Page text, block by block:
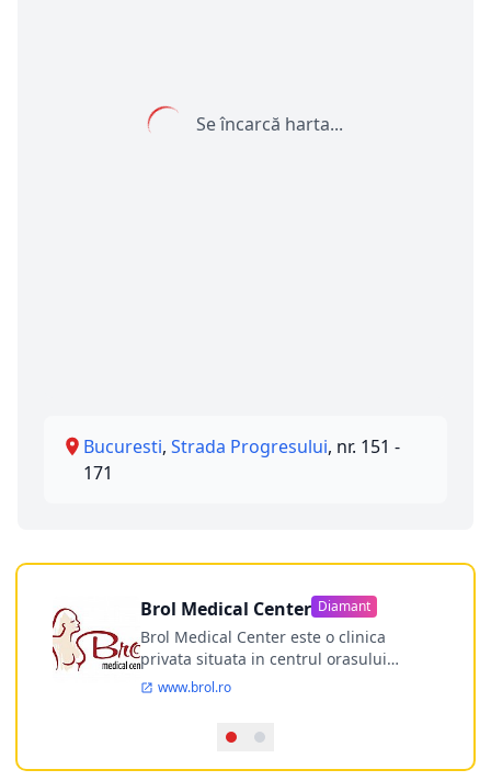
Se încarcă harta...
Bucuresti, Strada Progresului, nr. 151 -
171
Brol Medical Center Diamant
Brol Medical Center este o clinica
privata situata in centrul orasului
Timisoara avand o experienta de
desfasoara activitatea intr-un spital
ultramodern.
www.brol.ro